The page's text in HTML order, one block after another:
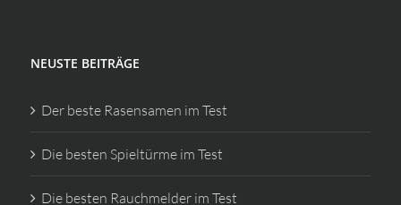
NEUSTE BEITRÄGE
Der beste Rasensamen im Test
Die besten Spieltürme im Test
Die besten Rauchmelder im Test